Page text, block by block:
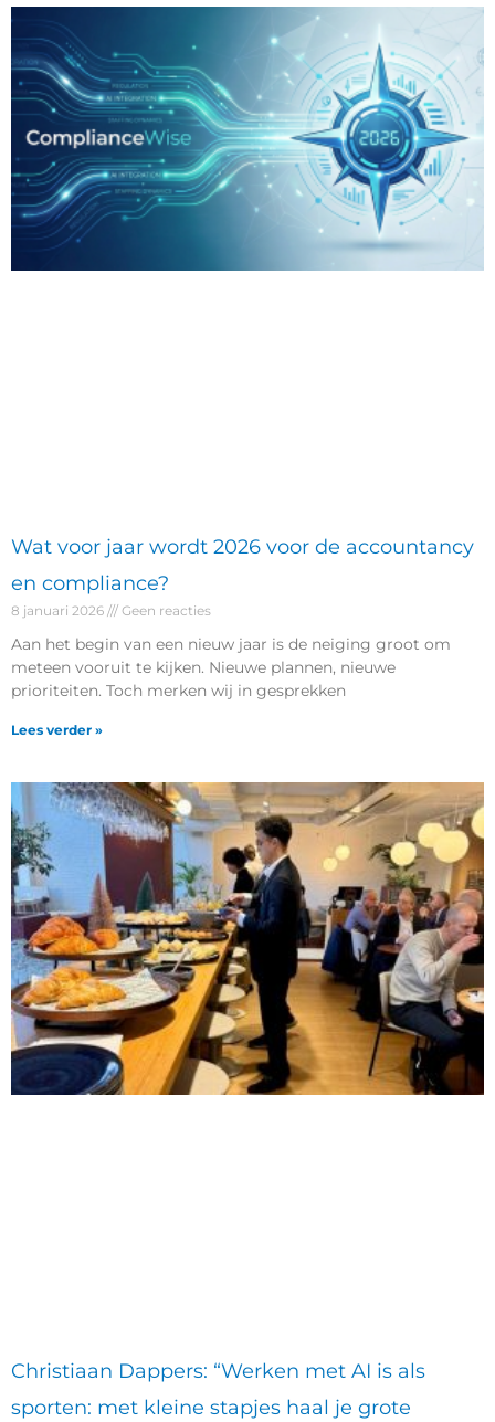
Wat voor jaar wordt 2026 voor de accountancy
en compliance?
8 januari 2026 Geen reacties
Aan het begin van een nieuw jaar is de neiging groot om
meteen vooruit te kijken. Nieuwe plannen, nieuwe
prioriteiten. Toch merken wij in gesprekken
Lees verder »
Christiaan Dappers: “Werken met AI is als
sporten: met kleine stapjes haal je grote